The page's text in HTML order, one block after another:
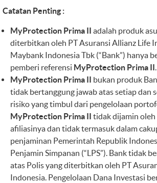
Catatan Penting :
MyProtection Prima II adalah produk
diterbitkan oleh PT Asuransi Allianz Life
Maybank Indonesia Tbk (“Bank”) hanya
pemberi referensi MyProtection Prima II.
MyProtection Prima II bukan produk
tidak bertanggung jawab atas setiap dan
risiko yang timbul dari pengelolaan
MyProtection Prima II tidak dijamin oleh
afiliasinya dan tidak termasuk dalam
penjaminan Pemerintah Republik
Penjamin Simpanan (“LPS”). Bank tidak
atas Polis yang diterbitkan oleh PT
Indonesia. Pengelolaan Dana Investasi